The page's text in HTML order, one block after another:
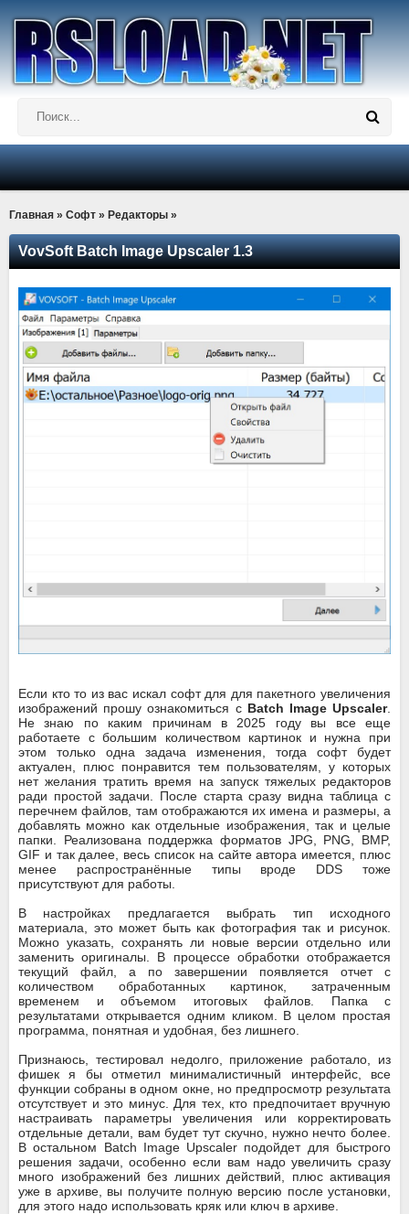
Главная » Софт » Редакторы »
VovSoft Batch Image Upscaler 1.3
Если кто то из вас искал софт для для пакетного увеличения
изображений прошу ознакомиться с Batch Image Upscaler.
Не знаю по каким причинам в 2025 году вы все еще
работаете с большим количеством картинок и нужна при
этом только одна задача изменения, тогда софт будет
актуален, плюс понравится тем пользователям, у которых
нет желания тратить время на запуск тяжелых редакторов
ради простой задачи. После старта сразу видна таблица с
перечнем файлов, там отображаются их имена и размеры, а
добавлять можно как отдельные изображения, так и целые
папки. Реализована поддержка форматов JPG, PNG, BMP,
GIF и так далее, весь список на сайте автора имеется, плюс
менее распространённые типы вроде DDS тоже
присутствуют для работы.
В настройках предлагается выбрать тип исходного
материала, это может быть как фотография так и рисунок.
Можно указать, сохранять ли новые версии отдельно или
заменить оригиналы. В процессе обработки отображается
текущий файл, а по завершении появляется отчет с
количеством обработанных картинок, затраченным
временем и объемом итоговых файлов. Папка с
результатами открывается одним кликом. В целом простая
программа, понятная и удобная, без лишнего.
Признаюсь, тестировал недолго, приложение работало, из
фишек я бы отметил минималистичный интерфейс, все
функции собраны в одном окне, но предпросмотр результата
отсутствует и это минус. Для тех, кто предпочитает вручную
настраивать параметры увеличения или корректировать
отдельные детали, вам будет тут скучно, нужно нечто более.
В остальном Batch Image Upscaler подойдет для быстрого
решения задачи, особенно если вам надо увеличить сразу
много изображений без лишних действий, плюс активация
уже в архиве, вы получите полную версию после установки,
для этого надо использовать кряк или ключ в архиве.